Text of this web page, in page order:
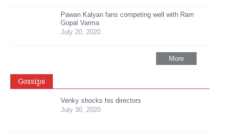
Pawan Kalyan fans competing well with Ram
Gopal Varma
July 20, 2020
More
Gossips
Venky shocks his directors
July 30, 2020